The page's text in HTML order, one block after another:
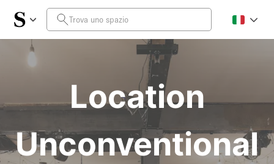
Location
Unconventional